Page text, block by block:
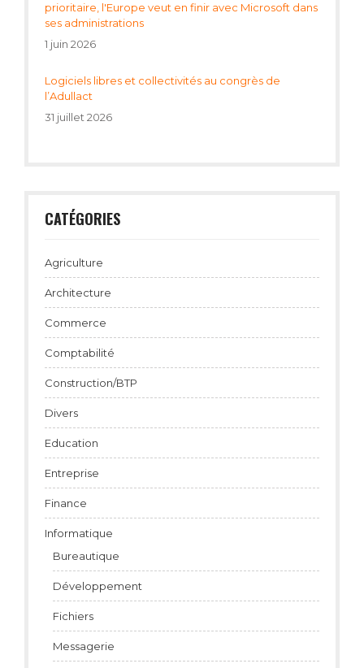
prioritaire, l'Europe veut en finir avec Microsoft dans
ses administrations
1 juin 2026
Logiciels libres et collectivités au congrès de
l’Adullact
31 juillet 2026
CATÉGORIES
Agriculture
Architecture
Commerce
Comptabilité
Construction/BTP
Divers
Education
Entreprise
Finance
Informatique
Bureautique
Développement
Fichiers
Messagerie